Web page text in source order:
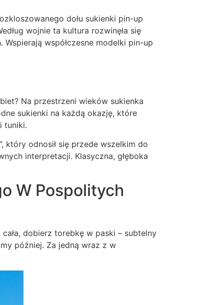
dołu sukienki pin-up
wojnie ta kultura rozwinęła się
współczesne modelki pin-up
Na przestrzeni wieków sukienka
sukienki na każdą okazję, które
tuniki.
który odnosił się przede wszelkim do
interpretacji. Klasyczna, głęboka
W Pospolitych
dobierz torebkę w paski – subtelny
później. Za jedną wraz z w